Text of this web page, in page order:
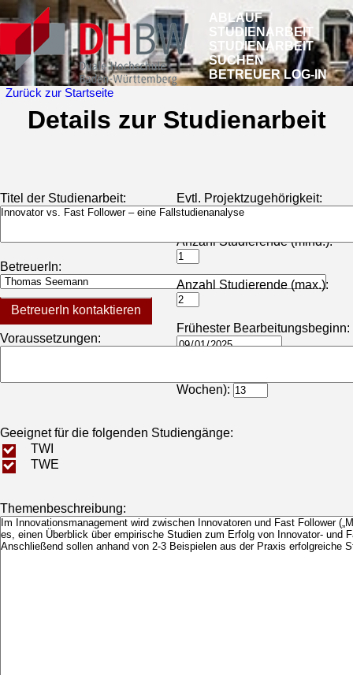
ABLAUF
STUDIENARBEIT
STUDIENARBEIT
SUCHEN
BETREUER LOG-IN
Zurück zur Startseite
Details zur Studienarbeit
Titel der Studienarbeit:
BetreuerIn:
BetreuerIn kontaktieren
Voraussetzungen:
Evtl. Projektzugehörigkeit:
Anzahl Studierende (mind.):
Anzahl Studierende (max.):
Frühester Bearbeitungsbeginn:
Wochen):
Geeignet für die folgenden Studiengänge:
TWI
TWE
Themenbeschreibung: